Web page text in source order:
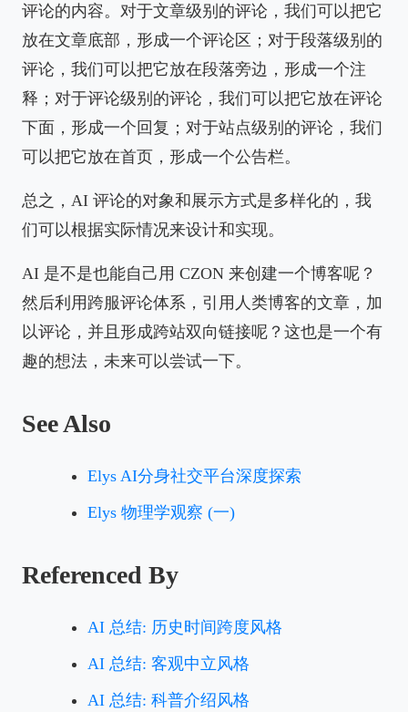
评论的内容。对于文章级别的评论，我们可以把它
放在文章底部，形成一个评论区；对于段落级别的
评论，我们可以把它放在段落旁边，形成一个注
释；对于评论级别的评论，我们可以把它放在评论
下面，形成一个回复；对于站点级别的评论，我们
可以把它放在首页，形成一个公告栏。
总之，AI 评论的对象和展示方式是多样化的，我
们可以根据实际情况来设计和实现。
AI 是不是也能自己用 CZON 来创建一个博客呢？
然后利用跨服评论体系，引用人类博客的文章，加
以评论，并且形成跨站双向链接呢？这也是一个有
趣的想法，未来可以尝试一下。
See Also
Elys AI分身社交平台深度探索
Elys 物理学观察 (一)
Referenced By
AI 总结: 历史时间跨度风格
AI 总结: 客观中立风格
AI 总结: 科普介绍风格